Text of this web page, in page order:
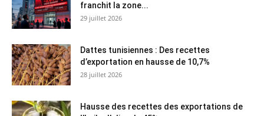
franchit la zone...
29 juillet 2026
Dattes tunisiennes : Des recettes
d’exportation en hausse de 10,7%
28 juillet 2026
Hausse des recettes des exportations de